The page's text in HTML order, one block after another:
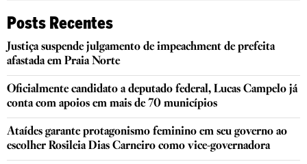
Posts Recentes
Justiça suspende julgamento de impeachment de prefeita
afastada em Praia Norte
Oficialmente candidato a deputado federal, Lucas Campelo já
conta com apoios em mais de 70 municípios
Ataídes garante protagonismo feminino em seu governo ao
escolher Rosileia Dias Carneiro como vice-governadora